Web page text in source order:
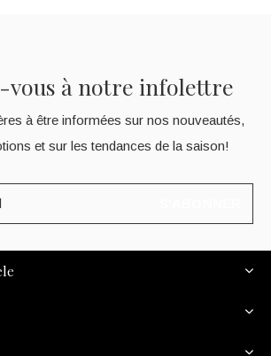
vous à notre infolettre
à être informées sur nos nouveautés,
et sur les tendances de la saison!